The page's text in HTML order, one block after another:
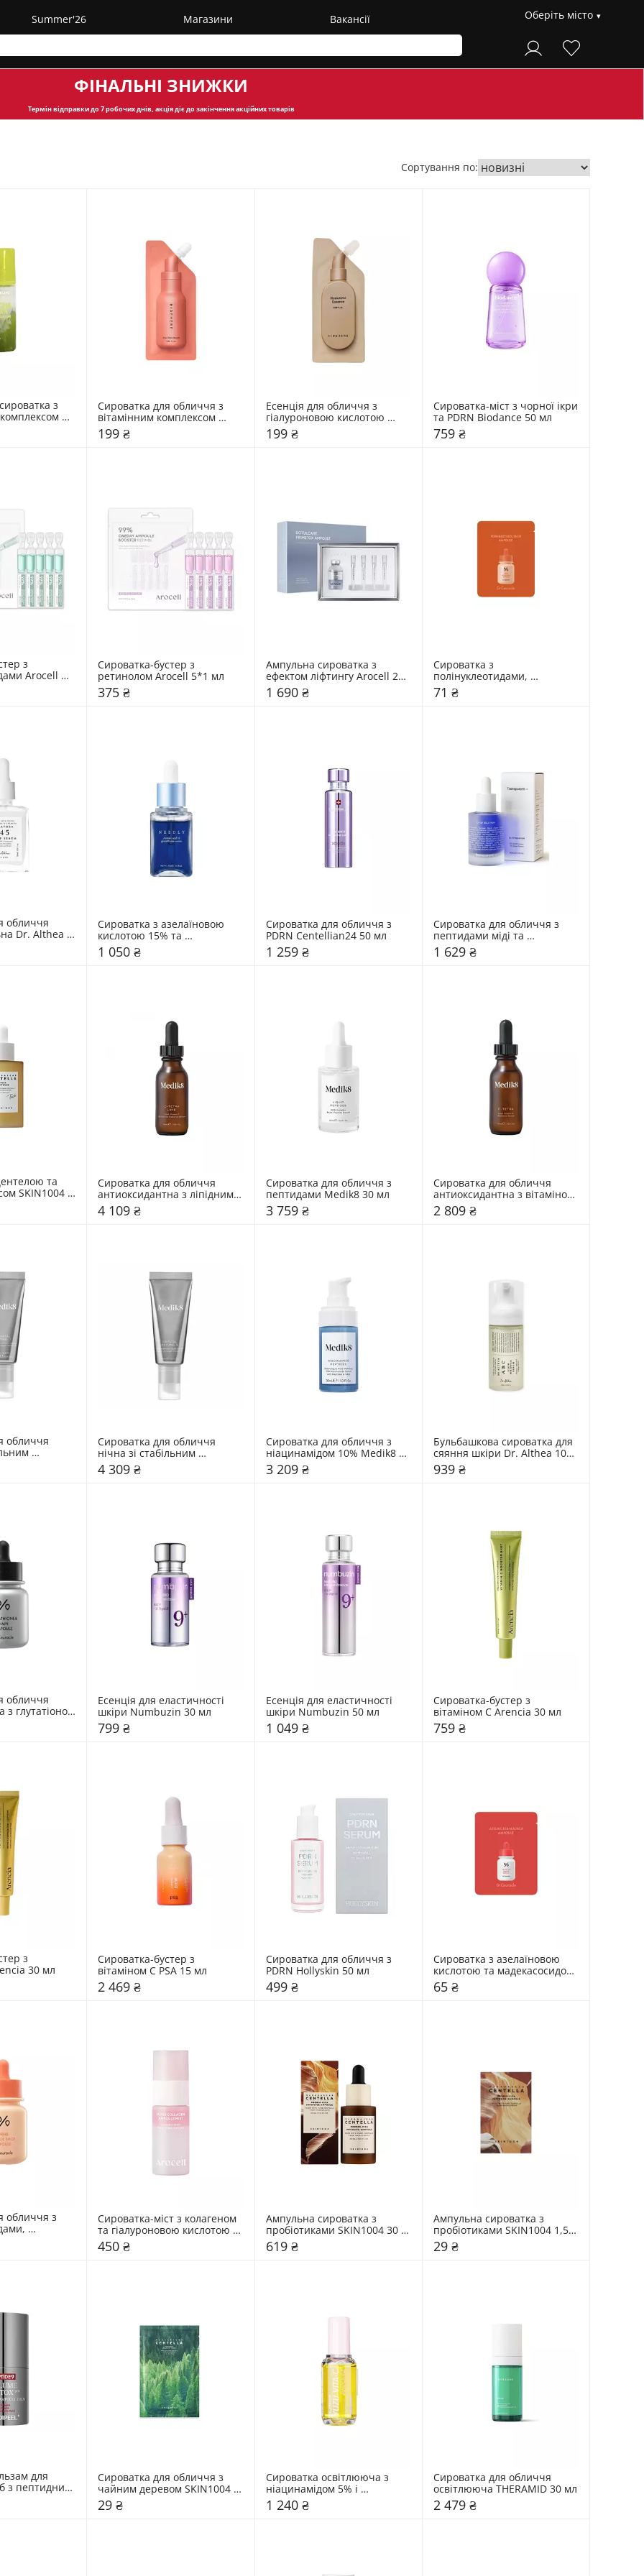
Summer'26 Магазини Вакансії Оберіть місто
ФІНАЛЬНІ ЗНИЖКИ
Термін відправкидо 7 робочих днів, акція діє до закінчення акційних товарів
Сортування по:
з
Сироватка для обличчя з
вітамінним комплексом
Hidehere 25 мл
199 ₴
Есенція для обличчя з
гіалуроновою кислотою
Hidehere 25 мл
199 ₴
Сироватка-міст з чорної ікри
та PDRN Biodance 50 мл
759 ₴
з
Arocell
Сироватка-бустер з
ретинолом Arocell 5*1 мл
375 ₴
Ампульна сироватка з
ефектом ліфтингу Arocell 28
мл
1 690 ₴
Сироватка з
полінуклеотидами,
ретинолом та спікулами Dr.
Ceuracle 2 мл
71 ₴
обличчя
Dr. Althea
Сироватка з азелаїновою
кислотою 15% та
глутатіоном Needly 30 мл
1 050 ₴
Сироватка для обличчя з
PDRN Centellian24 50 мл
1 259 ₴
Сироватка для обличчя з
пептидами міді та
факторами росту
Transparent Lab 30 мл
1 629 ₴
та
SKIN1004
Сироватка для обличчя
антиоксидантна з ліпідним
вітаміном С Medik8 30 мл
4 109 ₴
Сироватка для обличчя з
пептидами Medik8 30 мл
3 759 ₴
Сироватка для обличчя
антиоксидантна з вітаміном
С Medik8 30 мл
2 809 ₴
обличчя
Medik8 30
Сироватка для обличчя
нічна зі стабільним
ретиналем 0,06% Medik8 30
мл
4 309 ₴
Сироватка для обличчя з
ніацинамідом 10% Medik8 30
мл
3 209 ₴
Бульбашкова сироватка для
сяяння шкіри Dr. Althea 100
мл
939 ₴
обличчя
з глутатіоном
30 мл
Есенція для еластичності
шкіри Numbuzin 30 мл
799 ₴
Есенція для еластичності
шкіри Numbuzin 50 мл
1 049 ₴
Сироватка-бустер з
вітаміном C Arencia 30 мл
759 ₴
з
30 мл
Сироватка-бустер з
вітаміном C PSA 15 мл
2 469 ₴
Сироватка для обличчя з
PDRN Hollyskin 50 мл
499 ₴
Сироватка з азелаїновою
кислотою та мадекасосидом
Dr. Ceuracle 2 мл
65 ₴
обличчя з
Dr.
Сироватка-міст з колагеном
та гіалуроновою кислотою
Arocell 30 мл
450 ₴
Ампульна сироватка з
пробіотиками SKIN1004 30
мл
619 ₴
Ампульна сироватка з
пробіотиками SKIN1004 1,5
мл
29 ₴
для
з пептидним
Peel 14 мл
Сироватка для обличчя з
чайним деревом SKIN1004
1,5 мл
29 ₴
Сироватка освітлююча з
ніацинамідом 5% і
екстрактом юдзу Lalarecipe
50 мл
1 240 ₴
Сироватка для обличчя
освітлююча THERAMID 30 мл
2 479 ₴